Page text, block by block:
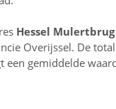
Hessel
Overijssel. De
gemiddelde